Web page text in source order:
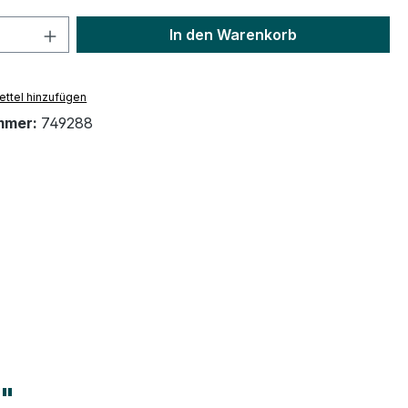
Anzahl: Gib den gewünschten Wert
In den Warenkorb
hinzufügen
749288